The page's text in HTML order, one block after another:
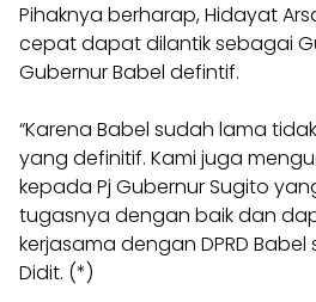
Pihaknya berharap, Hidayat
cepat dapat dilantik sebagai
Gubernur Babel defintif.
“Karena Babel sudah lama
yang definitif. Kami juga
kepada Pj Gubernur Sugito
tugasnya dengan baik dan
kerjasama dengan DPRD
Didit. (*)